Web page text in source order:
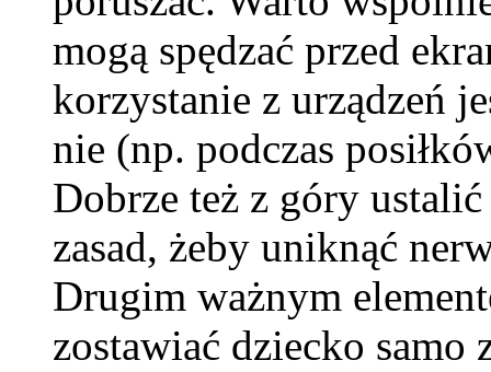
mogą spędzać przed
korzystanie z urządzeń
nie (np. podczas
Dobrze też z góry
zasad, żeby uniknąć
Drugim ważnym
zostawiać dziecko